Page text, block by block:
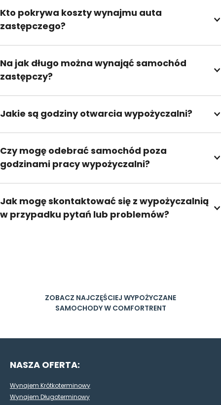
Kto pokrywa koszty wynajmu auta
zastępczego?
Na jak długo można wynająć samochód
zastępczy?
Jakie są godziny otwarcia wypożyczalni?
Czy mogę odebrać samochód poza
godzinami pracy wypożyczalni?
Jak mogę skontaktować się z wypożyczalnią
w przypadku pytań lub problemów?
ZOBACZ NAJCZĘŚCIEJ WYPOŻYCZANE
SAMOCHODY W COMFORTRENT
NASZA OFERTA:
Wynajem Krótkoterminowy
Wynajem Długoterminowy